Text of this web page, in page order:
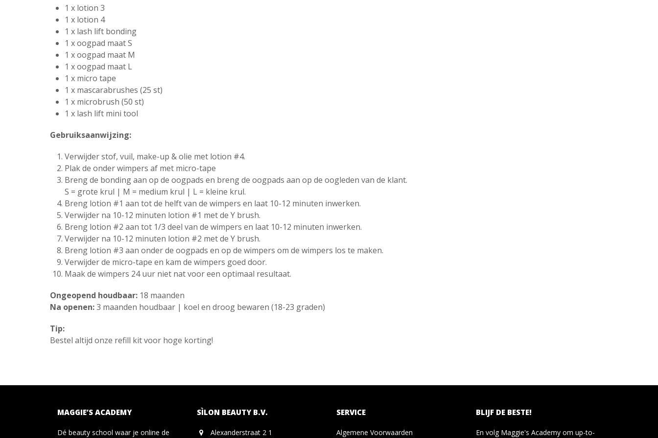
1 x lotion 3
1 x lotion 4
1 x lash lift bonding
1 x oogpad maat S
1 x oogpad maat M
1 x oogpad maat L
1 x micro tape
1 x mascarabrushes (25 st)
1 x microbrush (50 st)
1 x lash lift mini tool
Gebruiksaanwijzing:
Verwijder stof, vuil, make-up & olie met lotion #4.
Plak de onder wimpers af met micro-tape
Breng de bonding aan op de oogpads en breng de oogpads aan op de oogleden van de klant.
S = grote krul | M = medium krul | L = kleine krul.
Breng lotion #1 aan tot de helft van de wimpers en laat 10-12 minuten inwerken.
Verwijder na 10-12 minuten lotion #1 met de Y brush.
Breng lotion #2 aan tot 1/3 deel van de wimpers en laat 10-12 minuten inwerken.
Verwijder na 10-12 minuten lotion #2 met de Y brush.
Breng lotion #3 aan onder de oogpads en op de wimpers om de wimpers los te maken.
Verwijder de micro-tape en kam de wimpers goed door.
Maak de wimpers 24 uur niet nat voor een optimaal resultaat.
Ongeopend houdbaar: 18 maanden
Na openen:3 maanden houdbaar | koel en droog bewaren (18-23 graden)
Tip:
Bestel altijd onze refill kit voor hoge korting!
MAGGIE’S ACADEMY
Dé beauty school waar je online de
SÌLON BEAUTY B.V.
Alexanderstraat 2 1
SERVICE
Algemene Voorwaarden
BLIJF DE BESTE!
En volg Maggie's Academy om up-to-